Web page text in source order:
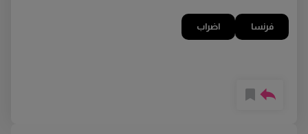
فرنسا اضراب